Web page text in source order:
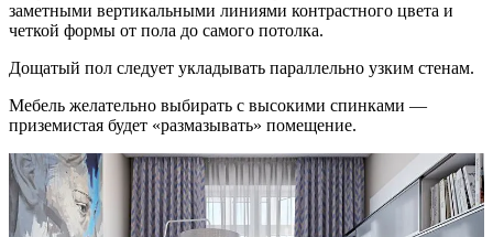
заметными вертикальными линиями контрастного цвета и
четкой формы от пола до самого потолка.
Дощатый пол следует укладывать параллельно узким стенам.
Мебель желательно выбирать с высокими спинками —
приземистая будет «размазывать» помещение.